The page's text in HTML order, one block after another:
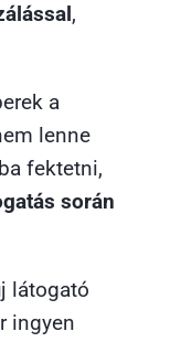
,
a
lenne
fektetni,
során
látogató
ingyen